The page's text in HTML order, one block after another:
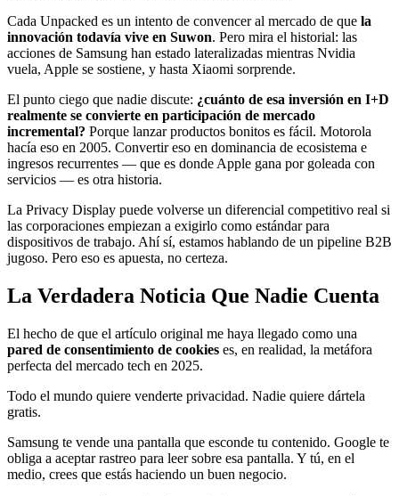
Cada Unpacked es un intento de convencer al mercado de que la
innovación todavía vive en Suwon. Pero mira el historial: las
acciones de Samsung han estado lateralizadas mientras Nvidia
vuela, Apple se sostiene, y hasta Xiaomi sorprende.
El punto ciego que nadie discute: ¿cuánto de esa inversión en I+D
realmente se convierte en participación de mercado
incremental? Porque lanzar productos bonitos es fácil. Motorola
hacía eso en 2005. Convertir eso en dominancia de ecosistema e
ingresos recurrentes — que es donde Apple gana por goleada con
servicios — es otra historia.
La Privacy Display puede volverse un diferencial competitivo real si
las corporaciones empiezan a exigirlo como estándar para
dispositivos de trabajo. Ahí sí, estamos hablando de un pipeline B2B
jugoso. Pero eso es apuesta, no certeza.
La Verdadera Noticia Que Nadie Cuenta
El hecho de que el artículo original me haya llegado como una
pared de consentimiento de cookies es, en realidad, la metáfora
perfecta del mercado tech en 2025.
Todo el mundo quiere venderte privacidad. Nadie quiere dártela
gratis.
Samsung te vende una pantalla que esconde tu contenido. Google te
obliga a aceptar rastreo para leer sobre esa pantalla. Y tú, en el
medio, crees que estás haciendo un buen negocio.